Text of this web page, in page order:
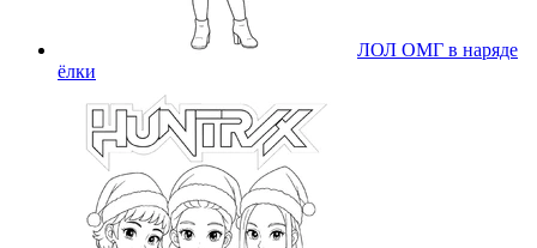
ЛОЛ ОМГ в наряде
ёлки